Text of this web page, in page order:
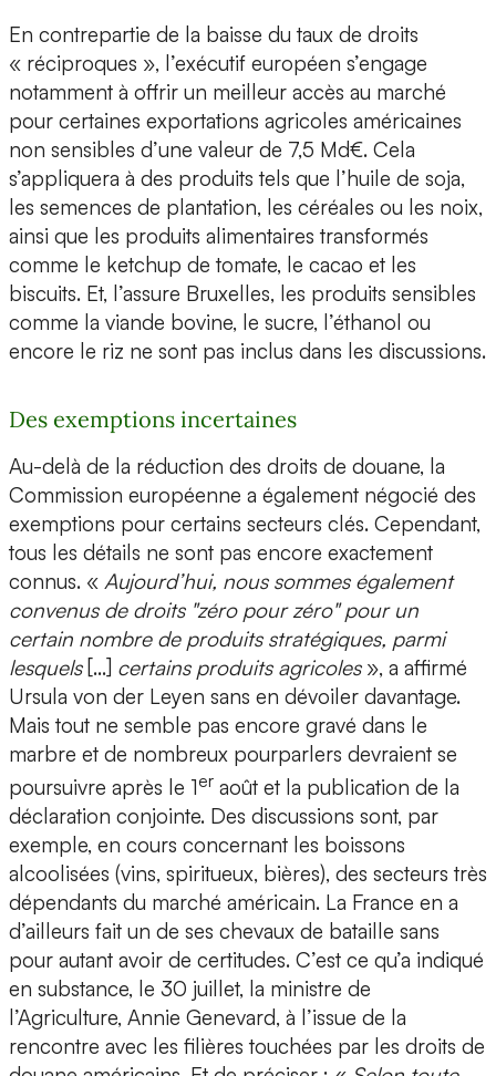
En contrepartie de la baisse du taux de droits
« réciproques », l’exécutif européen s’engage
notamment à offrir un meilleur accès au marché
pour certaines exportations agricoles américaines
non sensibles d’une valeur de 7,5 Md€. Cela
s’appliquera à des produits tels que l’huile de soja,
les semences de plantation, les céréales ou les noix,
ainsi que les produits alimentaires transformés
comme le ketchup de tomate, le cacao et les
biscuits. Et, l’assure Bruxelles, les produits sensibles
comme la viande bovine, le sucre, l’éthanol ou
encore le riz ne sont pas inclus dans les discussions.
Des exemptions incertaines
Au-delà de la réduction des droits de douane, la
Commission européenne a également négocié des
exemptions pour certains secteurs clés. Cependant,
tous les détails ne sont pas encore exactement
connus. « Aujourd’hui, nous sommes également
convenus de droits "zéro pour zéro" pour un
certain nombre de produits stratégiques, parmi
lesquels[…] certains produits agricoles», a affirmé
Ursula von der Leyen sans en dévoiler davantage.
Mais tout ne semble pas encore gravé dans le
marbre et de nombreux pourparlers devraient se
poursuivre après le 1er août et la publication de la
déclaration conjointe. Des discussions sont, par
exemple, en cours concernant les boissons
alcoolisées (vins, spiritueux, bières), des secteurs très
dépendants du marché américain. La France en a
d’ailleurs fait un de ses chevaux de bataille sans
pour autant avoir de certitudes. C’est ce qu’a indiqué
en substance, le 30 juillet, la ministre de
l’Agriculture, Annie Genevard, à l’issue de la
rencontre avec les filières touchées par les droits de